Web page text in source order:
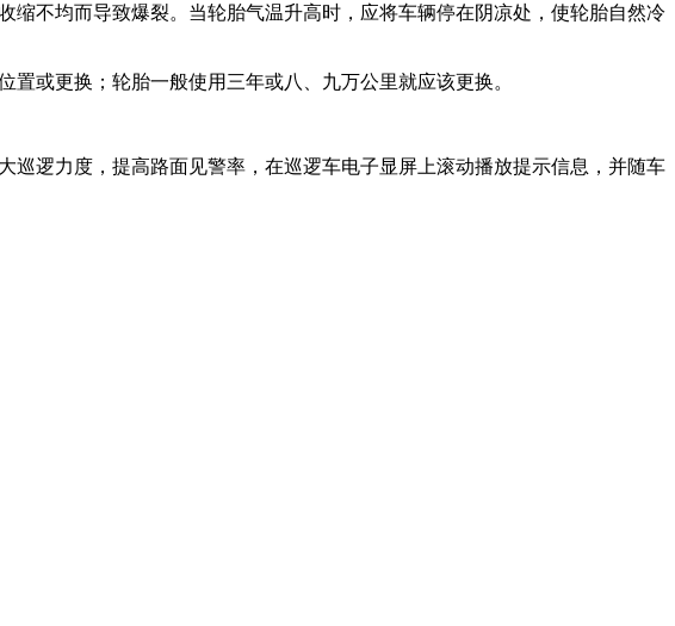
不均而导致爆裂。当轮胎气温升高时，应将车辆停在阴凉处，使轮胎自然冷
或更换；轮胎一般使用三年或八、九万公里就应该更换。
逻力度，提高路面见警率，在巡逻车电子显屏上滚动播放提示信息，并随车